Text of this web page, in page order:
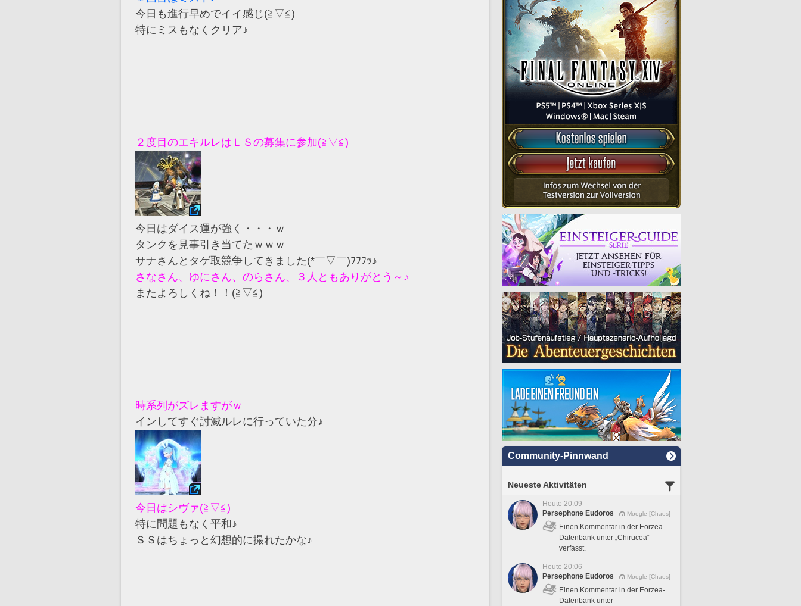
今日も進行早めでイイ感じ(≧▽≦)
特にミスもなくクリア♪
２度目のエキルレはＬＳの募集に参加(≧▽≦)
今日はダイス運が強く・・・ｗ
タンクを見事引き当てたｗｗｗ
サナさんとタゲ取競争してきました(*￣▽￣)ﾌﾌﾌｯ♪
さなさん、ゆにさん、のらさん、３人ともありがとう～♪
またよろしくね！！(≧▽≦)
時系列がズレますがｗ
インしてすぐ討滅ルレに行っていた分♪
今日はシヴァ(≧▽≦)
特に問題もなく平和♪
ＳＳはちょっと幻想的に撮れたかな♪
Community-Pinnwand
Neueste Aktivitäten
Heute 20:09
Persephone Eudoros
Moogle [Chaos]
Einen Kommentar in der Eorzea-
Datenbank unter „Chirucea“
verfasst.
Heute 20:06
Persephone Eudoros
Moogle [Chaos]
Einen Kommentar in der Eorzea-
Datenbank unter